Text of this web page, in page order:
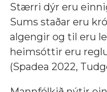
Stærri dýr eru
Sums staðar eru
algengir og til eru
heimsóttir eru
(Spadea 2022,